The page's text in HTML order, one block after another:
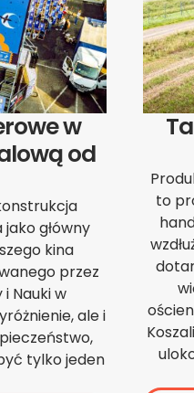
w
od
główny
kina
przez
Nauki w
ale i
tylko jeden
to